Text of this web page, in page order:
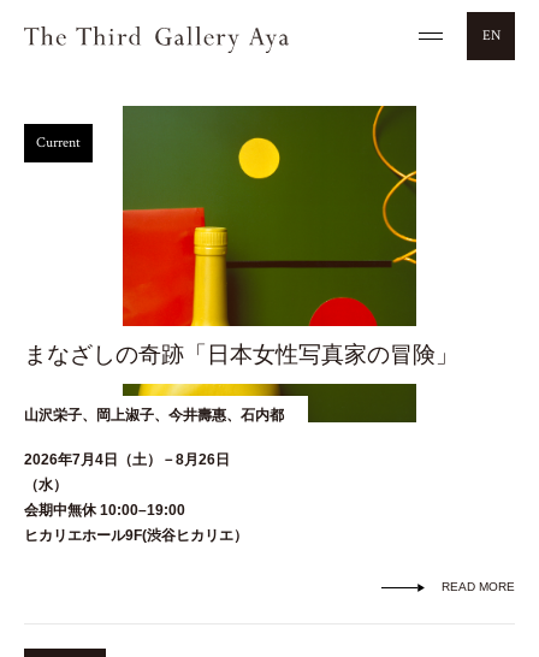
EN
まなざしの奇跡「日本女性写真家の冒険」
山沢栄子、岡上淑子、今井壽惠、石内都
Current
2026年7月4日（土）－8月26日
（水
会期中無休 10:00–19:00
ヒカリエホール9F(渋谷ヒカリエ）
READ MORE